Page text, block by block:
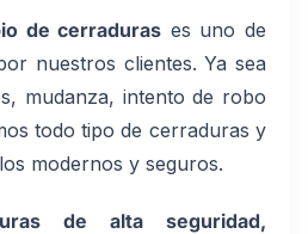
de cerraduras es uno de
nuestros clientes. Ya sea
mudanza, intento de robo
todo tipo de cerraduras y
modernos y seguros.
de alta seguridad,